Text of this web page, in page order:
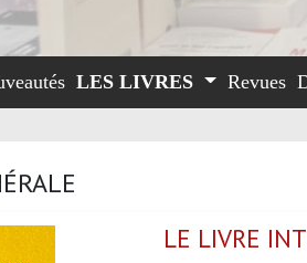
LES LIVRES Revues
LE LIVRE